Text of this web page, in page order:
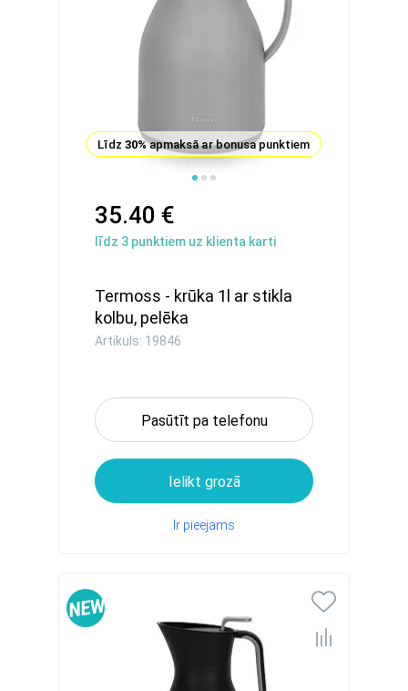
Līdz 30%apmaksā ar bonusa punktiem
35.40 €
līdz 3 punktiem uz klienta karti
Termoss - krūka 1l ar stikla
kolbu, pelēka
Artikuls: 19846
Pasūtīt pa telefonu
Ielikt grozā
Ir pieejams